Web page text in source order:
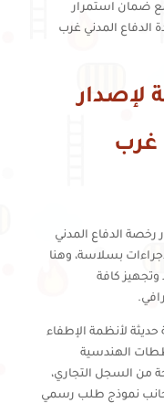
مع ضمان استمرار
الدفاع المدني غرب
لإصدار
غرب
الدفاع المدني
بسلاسة، وهنا
كافة
لأنظمة الإطفاء
الهندسية
السجل التجاري،
جانب نموذج طلب رسمي